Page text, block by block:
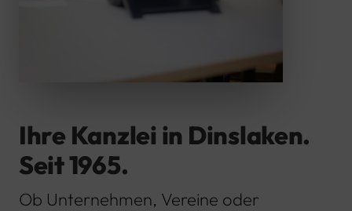
Ihre Kanzlei in Dinslaken.
Seit 1965.
Ob Unternehmen, Vereine oder